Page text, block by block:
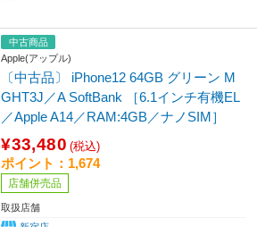
中古商品
Apple(アップル)
〔中古品〕 iPhone12 64GB グリーン M
GHT3J／A SoftBank ［6.1インチ有機EL
／Apple A14／RAM:4GB／ナノSIM］
¥33,480 (税込)
ポイント：1,674
店舗併売品
取扱店舗